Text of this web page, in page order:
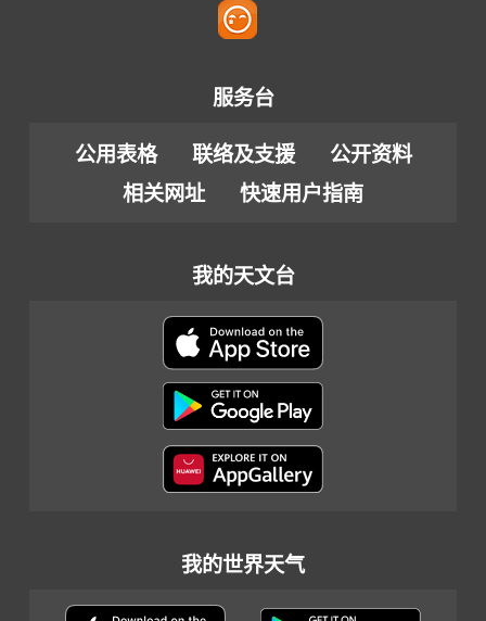
服务台
公用表格 联络及支援
公开资料
相关网址
快速用户指南
我的天文台
我的世界天气